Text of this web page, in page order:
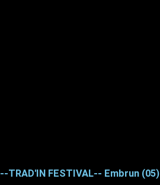
--TRAD'IN FESTIVAL-- Embrun (05)